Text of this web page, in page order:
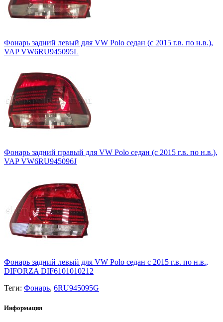
Фонарь задний левый для VW Polo седан (с 2015 г.в. по н.в.),
VAP VW6RU945095L
Фонарь задний правый для VW Polo седан (с 2015 г.в. по н.в.),
VAP VW6RU945096J
Фонарь задний левый для VW Polo седан с 2015 г.в. по н.в.,
DIFORZA DIF6101010212
Теги: Фонарь, 6RU945095G
Информация